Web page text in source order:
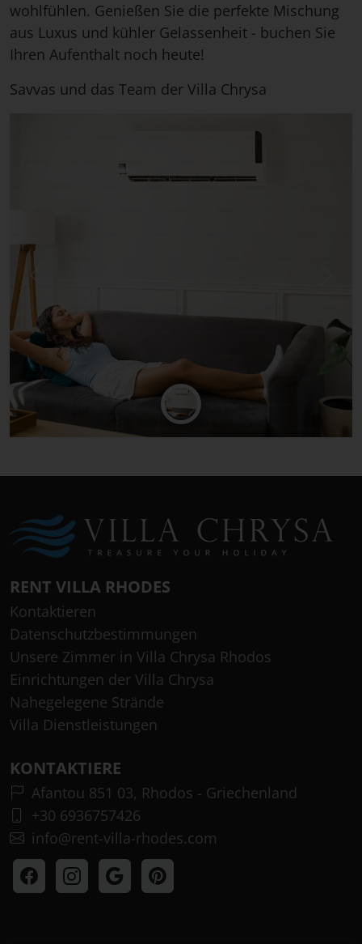
wohlfühlen. Genießen Sie die perfekte Mischung
aus Luxus und kühler Gelassenheit - buchen Sie
Ihren Aufenthalt noch heute!
Savvas und das Team der Villa Chrysa
Previous
RENT VILLA RHODES
Kontaktieren
Datenschutzbestimmungen
Unsere Zimmer in Villa Chrysa Rhodos
Einrichtungen der Villa Chrysa
Nahegelegene Strände
Villa Dienstleistungen
KONTAKTIERE
Afantou 851 03, Rhodos - Griechenland
+30 6936757426
info@rent-villa-rhodes.com